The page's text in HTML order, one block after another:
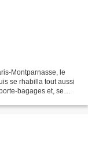
Montparnasse, le
se rhabilla tout aussi
bagages et, se